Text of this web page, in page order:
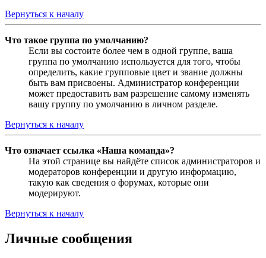
Вернуться к началу
Что такое группа по умолчанию?
Если вы состоите более чем в одной группе, ваша
группа по умолчанию используется для того, чтобы
определить, какие групповые цвет и звание должны
быть вам присвоены. Администратор конференции
может предоставить вам разрешение самому изменять
вашу группу по умолчанию в личном разделе.
Вернуться к началу
Что означает ссылка «Наша команда»?
На этой странице вы найдёте список администраторов и
модераторов конференции и другую информацию,
такую как сведения о форумах, которые они
модерируют.
Вернуться к началу
Личные сообщения